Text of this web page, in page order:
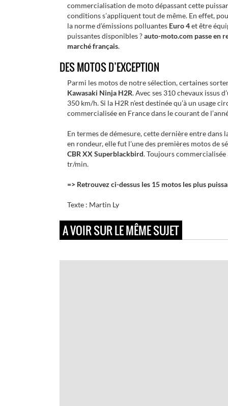
commercialisation de moto dépassant cette
conditions s’appliquent tout de même. En effet,
la norme d’émissions polluantes Euro 4et être
puissantes disponibles ?auto-moto.com passe en
marché français.
DES MOTOS D’EXCEPTION
Parmi les motos de notre sélection, certaines
Kawasaki Ninja H2R. Avec ses 310 chevaux issus
350 km/h. Si la H2R n’est destinée qu’à un usage
commercialisée en France dans le courant de
En termes de démesure, cette dernière entre dans
en rondeur, elle fut l'une des premières motos de
CBR XX Superblackbird. Toujours
tr/min.
=> Retrouvez ci-dessus les 15 motos les plus
Texte : Martin Ly
A VOIR SUR LE MÊME SUJET